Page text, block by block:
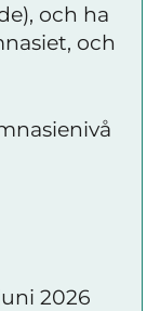
och ha
och
2026